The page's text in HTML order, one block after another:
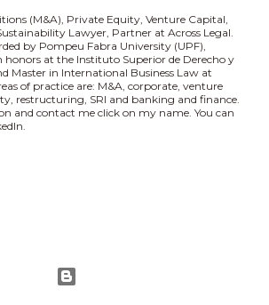
(M&A), Private Equity, Venture Capital,
Lawyer, Partner at Across Legal.
by Pompeu Fabra University (UPF),
honors at the Instituto Superior de Derecho y
Master in International Business Law at
of practice are: M&A, corporate, venture
restructuring, SRI and banking and finance.
and contact me click on my name. You can